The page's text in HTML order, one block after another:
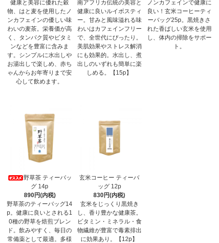
健康と美容に優れた穀
物、はと麦を使用したノ
ンカフェインの優しい味
わいの麦茶。栄養価が高
く、タンパク質やビタミ
ンなどを豊富に含みま
す。シンプルに水出しや
お湯出しで楽しめ、赤ち
ゃんからお年寄りまで安
心して飲めます。
南アフリカ伝統の美容と
健康に良いルイボスティ
ー。甘みと風味溢れる味
わいはカフェインフリー
で、全世代にぴったり。
美肌効果やストレス解消
にも効果的。水出し、煮
出しのいずれも簡単に楽
しめる。【15p】
ノンカフェインで健康に
良い！玄米コーヒーティ
ーバッグ25p。黒焼きさ
れた香ばしい玄米を使用
し、体内の掃除をサポー
ト。
野草茶 ティーバッ
グ 14p
890円(内税)
野草茶のティーバッグ14
p。健康に良いとされる1
0種の野草を焙煎ブレン
ド。飲みやすく、毎日の
常備薬として最適。多様
玄米コーヒー ティーバ
ッグ 12p
830円(内税)
玄米をじっくり黒焼き
し、香り豊かな健康茶。
ビタミン・ミネラル・食
物繊維が豊富で毒素排出
に効果あり。【12p】